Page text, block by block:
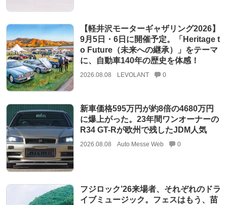
【軽井沢モーターギャザリング2026】
9月5日・6日に開催予定。「Heritage t
o Future（未来への継承）」をテーマ
に、自動車140年の歴史を体感！
2026.08.08 LEVOLANT 0
新車価格595万円が約8倍の4680万円
に爆上がった。23年間ワンオーナーの
R34 GT-Rが欧州で残したJDM人気
2026.08.08 Auto Messe Web 0
フジロック’26来場者、それぞれのドラ
イブミュージック。フェスはもう、苗